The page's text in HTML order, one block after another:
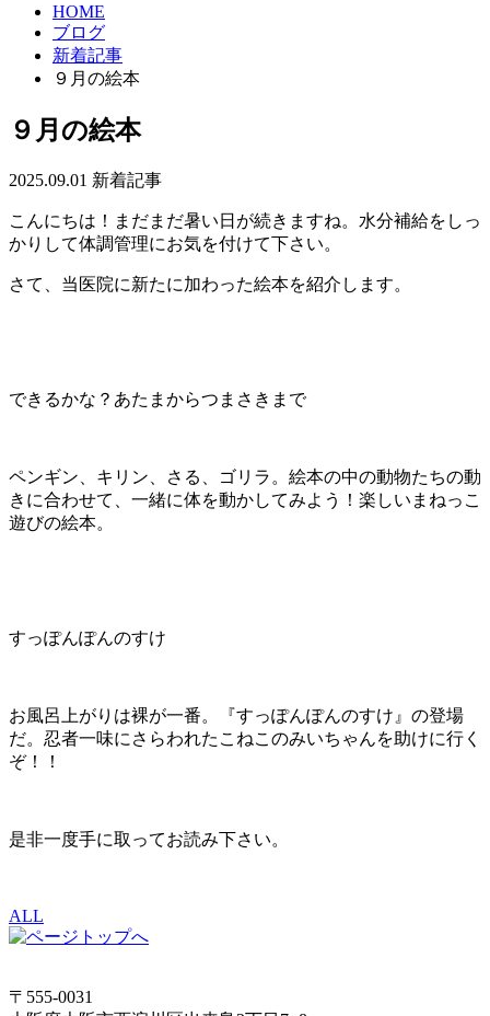
HOME
ブログ
新着記事
９月の絵本
９月の絵本
2025.09.01 新着記事
こんにちは！まだまだ暑い日が続きますね。水分補給をしっ
かりして体調管理にお気を付けて下さい。
さて、当医院に新たに加わった絵本を紹介します。
できるかな？あたまからつまさきまで
ペンギン、キリン、さる、ゴリラ。絵本の中の動物たちの動
きに合わせて、一緒に体を動かしてみよう！楽しいまねっこ
遊びの絵本。
すっぽんぽんのすけ
お風呂上がりは裸が一番。『すっぽんぽんのすけ』の登場
だ。忍者一味にさらわれたこねこのみいちゃんを助けに行く
ぞ！！
是非一度手に取ってお読み下さい。
ALL
〒555-0031